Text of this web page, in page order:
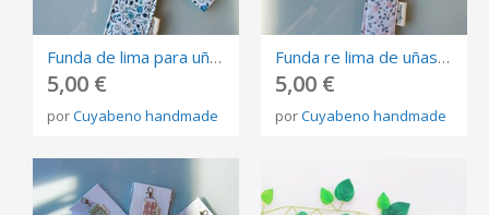
Funda de lima para uñas con cierre snap
5,00 €
porCuyabeno handmade
Funda re lima de uñas con cierre snap
5,00 €
porCuyabeno handmade